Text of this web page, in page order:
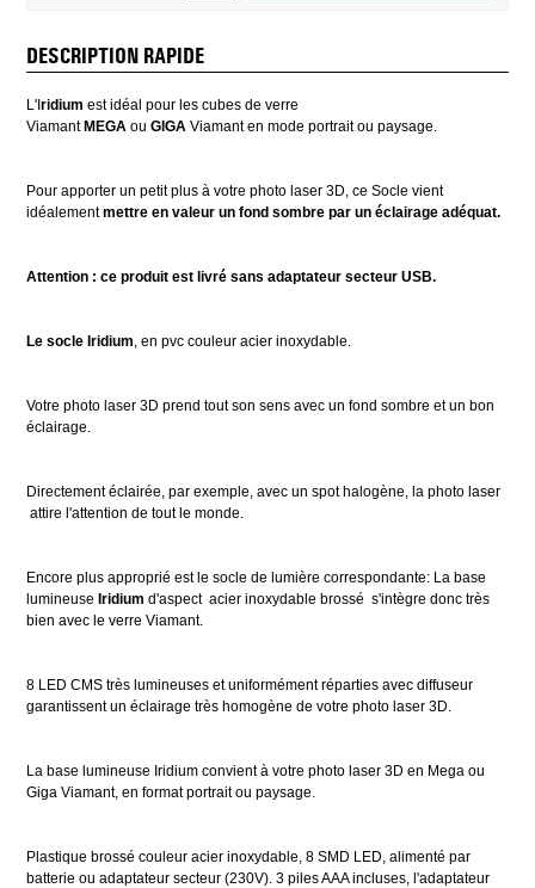
DESCRIPTION RAPIDE
L'Iridium est idéal pour les cubes de verre
ViamantMEGAouGIGAViamant en mode portrait ou paysage.
Pour apporter un petit plus à votre photo laser 3D, ce Socle vient
idéalementmettre en valeur un fond sombre par un éclairage adéquat.
Attention : ce produit est livré sans adaptateur secteur USB.
Le socle Iridium, en pvc couleur acier inoxydable.
Votre photo laser 3D prend tout son sens avec un fond sombre et un bon
éclairage.
Directement éclairée, par exemple, avec un spot halogène, la photo laser
attire l'attention de tout le monde.
Encore plus approprié est le socle de lumière correspondante: La base
lumineuse Iridium d'aspect acier inoxydable brossé s'intègre donc très
bien avec le verre Viamant.
8 LED CMS très lumineuses et uniformément réparties avec diffuseur
garantissent un éclairage très homogène de votre photo laser 3D.
La base lumineuse Iridium convient à votre photo laser 3D en Mega ou
Giga Viamant, en format portrait ou paysage.
Plastique brossé couleur acier inoxydable, 8 SMD LED, alimenté par
batterie ou adaptateur secteur (230V). 3 piles AAA incluses, l'adaptateur